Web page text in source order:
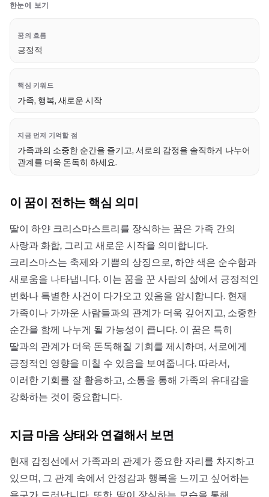
한눈에 보기
꿈의 흐름
긍정적
핵심 키워드
가족, 행복, 새로운 시작
지금 먼저 기억할 점
가족과의 소중한 순간을 즐기고, 서로의 감정을 솔직하게 나누어
관계를 더욱 돈독히 하세요.
이 꿈이 전하는 핵심 의미
딸이 하얀 크리스마스트리를 장식하는 꿈은 가족 간의
사랑과 화합, 그리고 새로운 시작을 의미합니다.
크리스마스는 축제와 기쁨의 상징으로, 하얀 색은 순수함과
새로움을 나타냅니다. 이는 꿈을 꾼 사람의 삶에서 긍정적인
변화나 특별한 사건이 다가오고 있음을 암시합니다. 현재
가족이나 가까운 사람들과의 관계가 더욱 깊어지고, 소중한
순간을 함께 나누게 될 가능성이 큽니다. 이 꿈은 특히
딸과의 관계가 더욱 돈독해질 기회를 제시하며, 서로에게
긍정적인 영향을 미칠 수 있음을 보여줍니다. 따라서,
이러한 기회를 잘 활용하고, 소통을 통해 가족의 유대감을
강화하는 것이 중요합니다.
지금 마음 상태와 연결해서 보면
현재 감정선에서 가족과의 관계가 중요한 자리를 차지하고
있으며, 그 관계 속에서 안정감과 행복을 느끼고 싶어하는